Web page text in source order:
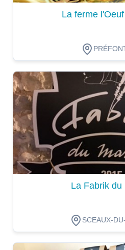
La ferme
Dégustation
La Fabrik du
SCEAUX-